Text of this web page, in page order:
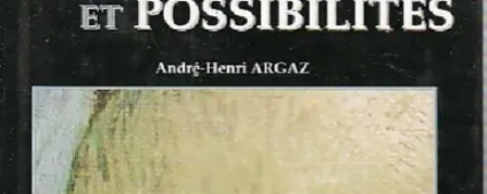
Passion Volley
Techniques et Astuces
Entraînement Passion & EngagementDébuter
Entraînement et Coaching
Passion Volley